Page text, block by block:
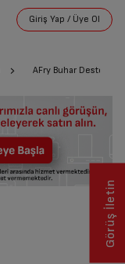
AFry Buhar Destekli
Görüş İletin